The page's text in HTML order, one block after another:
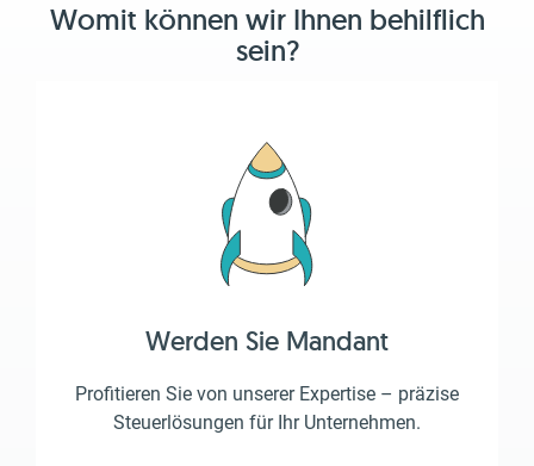
Womit können wir Ihnen behilflich
sein?
Werden Sie Mandant
Profitieren Sie von unserer Expertise – präzise
Steuerlösungen für Ihr Unternehmen.